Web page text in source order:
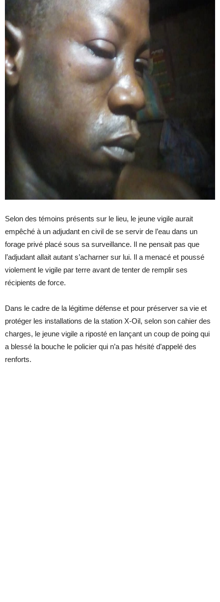
Selon des témoins présents sur le lieu, le jeune vigile aurait
empêché à un adjudant en civil de se servir de l’eau dans un
forage privé placé sous sa surveillance. Il ne pensait pas que
l’adjudant allait autant s’acharner sur lui. Il a menacé et poussé
violement le vigile par terre avant de tenter de remplir ses
récipients de force.
Dans le cadre de la légitime défense et pour préserver sa vie et
protéger les installations de la station X-Oil, selon son cahier des
charges, le jeune vigile a riposté en lançant un coup de poing qui
a blessé la bouche le policier qui n’a pas hésité d’appelé des
renforts.